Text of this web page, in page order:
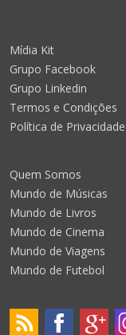
Mídia Kit
Grupo Facebook
Grupo Linkedin
Termos e Condições
Política de Privacidade
Quem Somos
Mundo de Músicas
Mundo de Livros
Mundo de Cinema
Mundo de Viagens
Mundo de Futebol